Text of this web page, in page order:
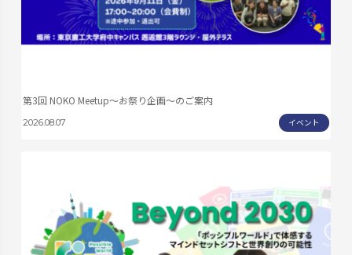
第3回 NOKO Meetup〜お祭り企画〜のご案内
2026.08.07 イベント